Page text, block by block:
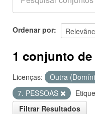
Ordenar por
1 conjunto
Licenças: Outra
7. PESSOAS
Filtrar Resultados